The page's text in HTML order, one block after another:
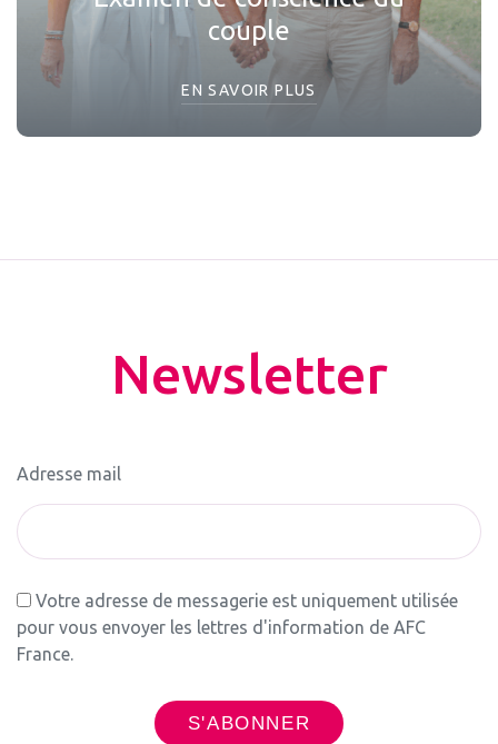
couple
EN SAVOIR PLUS
Newsletter
Adresse mail
Votre adresse de messagerie est uniquement utilisée
pour vous envoyer les lettres d'information de AFC
France.